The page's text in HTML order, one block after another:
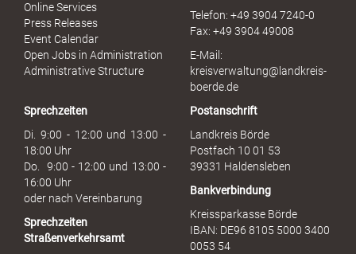
u
h
Online Services
Press Releases
Event Calendar
Open Jobs in Administration
Administrative Structure
Telefon: +49 3904 7240-0
Fax: +49 3904 49008
E-Mail:
kreisverwaltung@landkreis-
boerde.de
Sprechzeiten
Di. 9:00 - 12:00 und 13:00 -
18:00 Uhr
Do. 9:00 - 12:00 und 13:00 -
16:00 Uhr
oder nach Vereinbarung
Sprechzeiten
Straßenverkehrsamt
Postanschrift
Landkreis Börde
Postfach 10 01 53
39331 Haldensleben
Bankverbindung
Kreissparkasse Börde
IBAN: DE96 8105 5000 3400
0053 54